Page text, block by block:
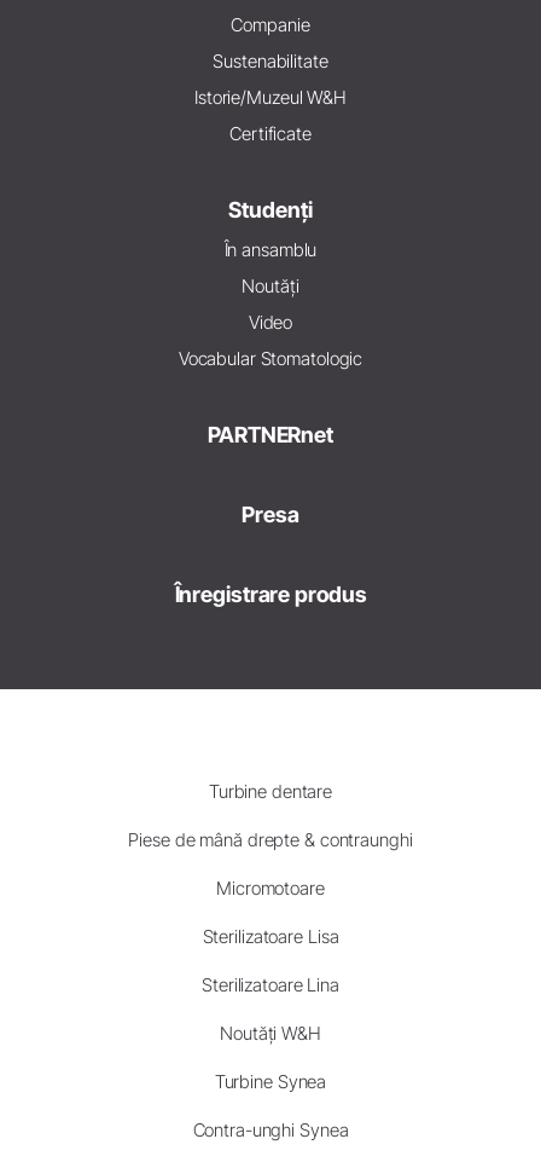
Companie
Sustenabilitate
Istorie/Muzeul W&H
Certificate
Studenți
În ansamblu
Noutăți
Video
Vocabular Stomatologic
PARTNERnet
Presa
Înregistrare produs
Turbine dentare
Piese de mână drepte & contraunghi
Micromotoare
Sterilizatoare Lisa
Sterilizatoare Lina
Noutăți W&H
Turbine Synea
Contra-unghi Synea